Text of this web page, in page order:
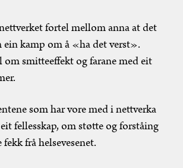
fortel mellom anna at det
ein kamp om å «ha det verst».
om smitteeffekt og farane med eit
som har vore med i nettverka
fellesskap, om støtte og forståing
frå helsevesenet.